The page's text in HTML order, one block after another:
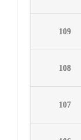
109
108
107